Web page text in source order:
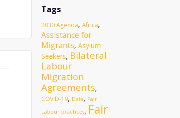
Tags
2030 Agenda, Africa,
Assistance for
Migrants, Asylum
Seekers, Bilateral
Labour
Migration
Agreements,
COVID-19, Data, Fair
Labour practices, Fair